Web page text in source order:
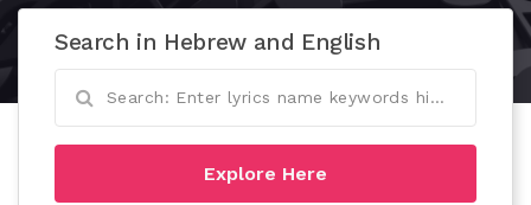
Search in Hebrew and English
Explore Here